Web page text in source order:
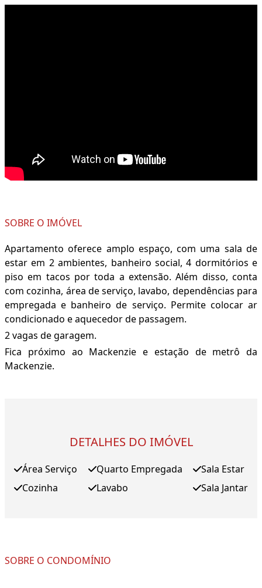
SOBRE O IMÓVEL
Apartamento oferece amplo espaço, com uma sala de
estar em 2 ambientes, banheiro social, 4 dormitórios e
piso em tacos por toda a extensão. Além disso, conta
com cozinha, área de serviço, lavabo, dependências para
empregada e banheiro de serviço. Permite colocar ar
condicionado e aquecedor de passagem.
2 vagas de garagem.
Fica próximo ao Mackenzie e estação de metrô da
Mackenzie.
DETALHES DO IMÓVEL
Área Serviço
Cozinha
Quarto Empregada
Lavabo
Sala Estar
Sala Jantar
SOBRE O CONDOMÍNIO